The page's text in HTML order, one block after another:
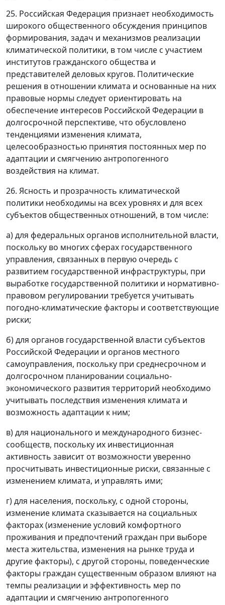
25. Российская Федерация признает необходимость
широкого общественного обсуждения принципов
формирования, задач и механизмов реализации
климатической политики, в том числе с участием
институтов гражданского общества и
представителей деловых кругов. Политические
решения в отношении климата и основанные на них
правовые нормы следует ориентировать на
обеспечение интересов Российской Федерации в
долгосрочной перспективе, что обусловлено
тенденциями изменения климата,
целесообразностью принятия постоянных мер по
адаптации и смягчению антропогенного
воздействия на климат.
26. Ясность и прозрачность климатической
политики необходимы на всех уровнях и для всех
субъектов общественных отношений, в том числе:
а) для федеральных органов исполнительной власти,
поскольку во многих сферах государственного
управления, связанных в первую очередь с
развитием государственной инфраструктуры, при
выработке государственной политики и нормативно-
правовом регулировании требуется учитывать
погодно-климатические факторы и соответствующие
риски;
б) для органов государственной власти субъектов
Российской Федерации и органов местного
самоуправления, поскольку при среднесрочном и
долгосрочном планировании социально-
экономического развития территорий необходимо
учитывать последствия изменения климата и
возможность адаптации к ним;
в) для национального и международного бизнес-
сообществ, поскольку их инвестиционная
активность зависит от возможности уверенно
просчитывать инвестиционные риски, связанные с
изменением климата, и управлять ими;
г) для населения, поскольку, с одной стороны,
изменение климата сказывается на социальных
факторах (изменение условий комфортного
проживания и предпочтений граждан при выборе
места жительства, изменения на рынке труда и
другие факторы), с другой стороны, поведенческие
факторы граждан существенным образом влияют на
темпы реализации и эффективность мер по
адаптации и смягчению антропогенного